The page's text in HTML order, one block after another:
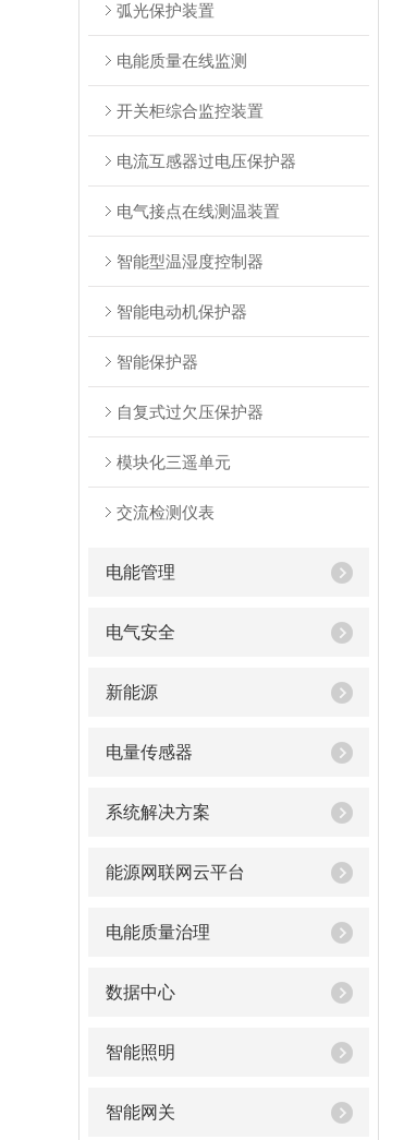
弧光保护装置
电能质量在线监测
开关柜综合监控装置
电流互感器过电压保护器
电气接点在线测温装置
智能型温湿度控制器
智能电动机保护器
智能保护器
自复式过欠压保护器
模块化三遥单元
交流检测仪表
电能管理
电气安全
新能源
电量传感器
系统解决方案
能源网联网云平台
电能质量治理
数据中心
智能照明
智能网关